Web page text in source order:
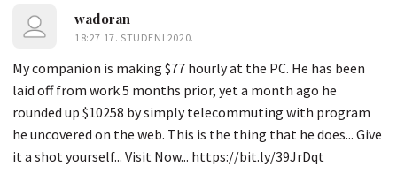
wadoran
18:27 17. STUDENI 2020.
My companion is making $77 hourly at the PC. He has been
laid off from work 5 months prior, yet a month ago he
rounded up $10258 by simply telecommuting with program
he uncovered on the web. This is the thing that he does... Give
it a shot yourself... Visit Now... https://bit.ly/39JrDqt